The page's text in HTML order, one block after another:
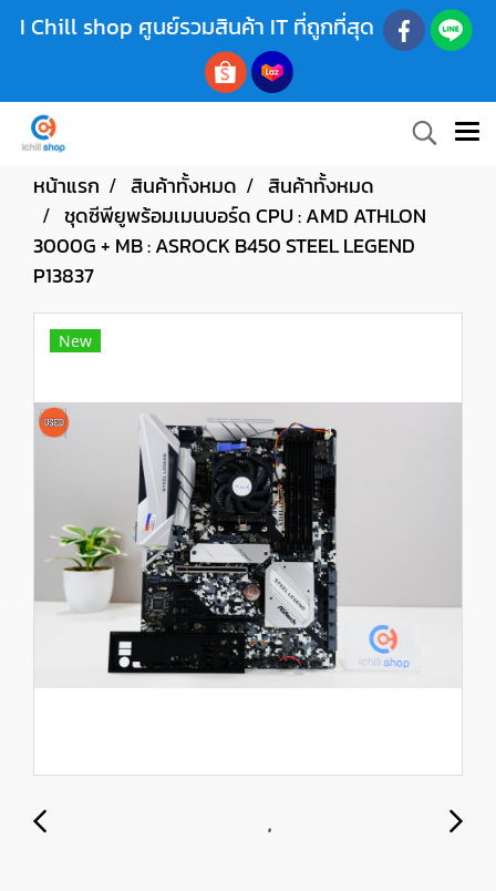
I Chill shop ศูนย์รวมสินค้า IT ที่ถูกที่สุด
หน้าแรก สินค้าทั้งหมด
สินค้าทั้งหมด
ชุดซีพียูพร้อมเมนบอร์ด CPU : AMD ATHLON
3000G + MB : ASROCK B450 STEEL LEGEND
P13837
New